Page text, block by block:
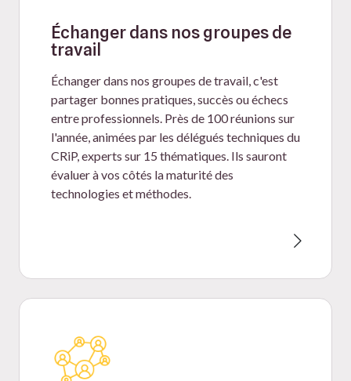
Échanger dans nos groupes de
travail
Échanger dans nos groupes de travail, c'est
partager bonnes pratiques, succès ou échecs
entre professionnels. Près de 100 réunions sur
l'année, animées par les délégués techniques du
CRiP, experts sur 15 thématiques. Ils sauront
évaluer à vos côtés la maturité des
technologies et méthodes.